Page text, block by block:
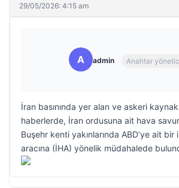
29/05/2026: 4:15 am
A admin Anahtar
İran basınında yer alan ve askeri
haberlerde, İran ordusuna ait hava
Buşehr kenti yakınlarında ABD’ye ait bir
aracına (İHA) yönelik müdahalede